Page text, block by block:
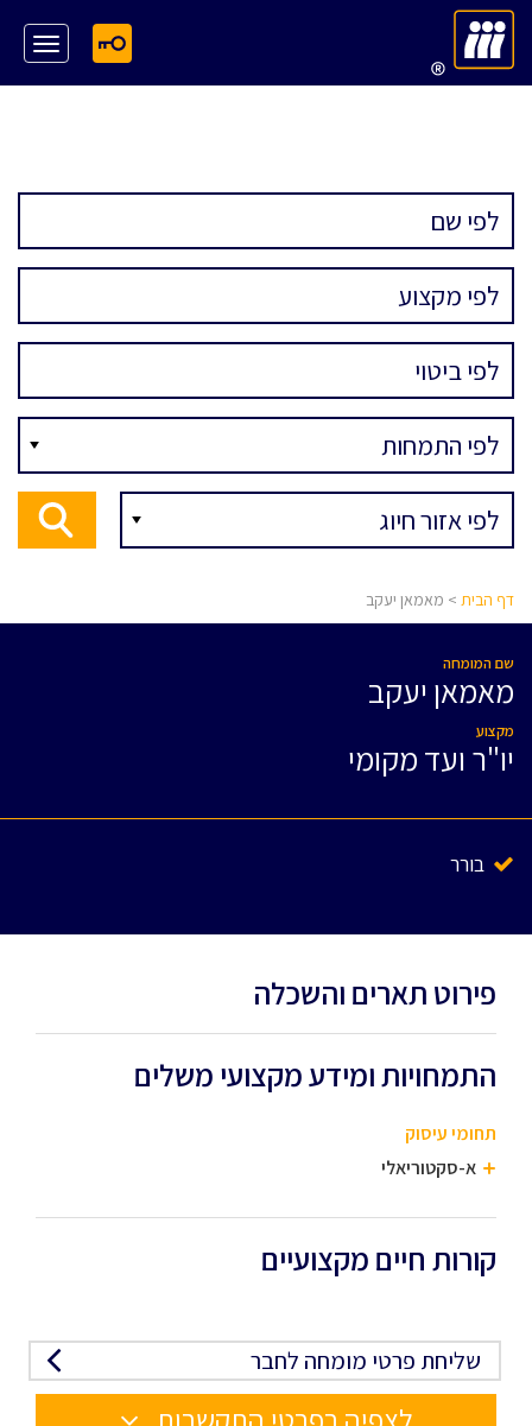
דף הבית > מאמאן יעקב
שם המומחה
מאמאן יעקב
מקצוע
יו"ר ועד מקומי
בורר
פירוט תארים והשכלה
התמחויות ומידע מקצועי משלים
תחומי עיסוק
א-סקטוריאלי
קורות חיים מקצועיים
שליחת פרטי מומחה לחבר